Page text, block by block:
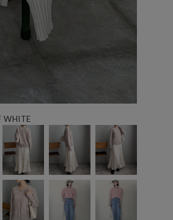
WHITE